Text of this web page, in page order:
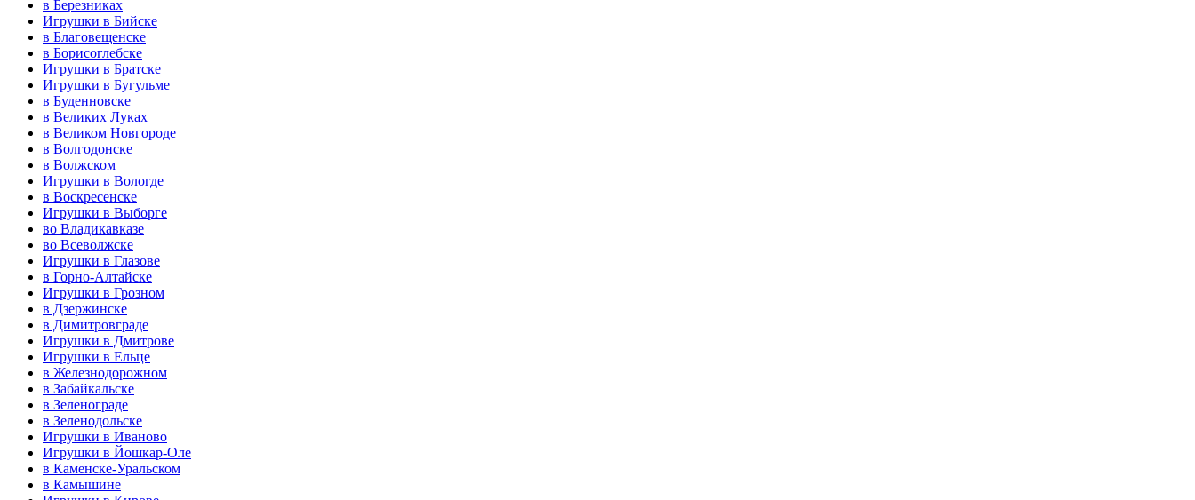
в Березниках
Игрушки в Бийске
в Благовещенске
в Борисоглебске
Игрушки в Братске
Игрушки в Бугульме
в Буденновске
в Великих Луках
в Великом Новгороде
в Волгодонске
в Волжском
Игрушки в Вологде
в Воскресенске
Игрушки в Выборге
во Владикавказе
во Всеволжске
Игрушки в Глазове
в Горно-Алтайске
Игрушки в Грозном
в Дзержинске
в Димитровграде
Игрушки в Дмитрове
Игрушки в Ельце
в Железнодорожном
в Забайкальске
в Зеленограде
в Зеленодольске
Игрушки в Иваново
Игрушки в Йошкар-Оле
в Каменске-Уральском
в Камышине